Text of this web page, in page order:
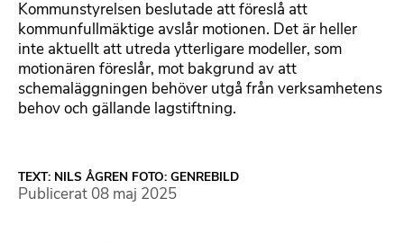
Kommunstyrelsen beslutade att föreslå att
kommunfullmäktige avslår motionen. Det är heller
inte aktuellt att utreda ytterligare modeller, som
motionären föreslår, mot bakgrund av att
schemaläggningen behöver utgå från verksamhetens
behov och gällande lagstiftning.
TEXT: NILS ÅGREN FOTO: GENREBILD
Publicerat 08 maj 2025